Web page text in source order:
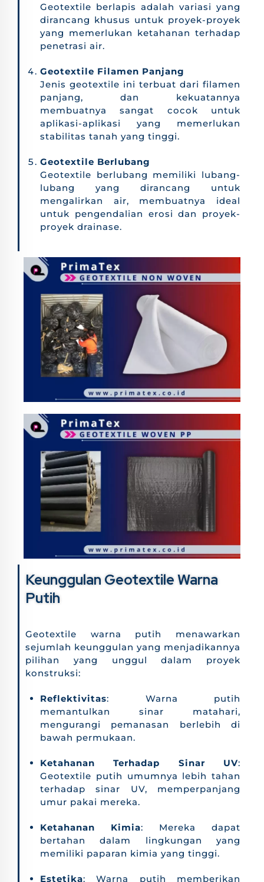
Geotextile berlapis adalah variasi yang
dirancang khusus untuk proyek-proyek
yang memerlukan ketahanan terhadap
penetrasi air.
Geotextile Filamen Panjang
Jenis geotextile ini terbuat dari filamen
panjang, dan kekuatannya
membuatnya sangat cocok untuk
aplikasi-aplikasi yang memerlukan
stabilitas tanah yang tinggi.
Geotextile Berlubang
Geotextile berlubang memiliki lubang-
lubang yang dirancang untuk
mengalirkan air, membuatnya ideal
untuk pengendalian erosi dan proyek-
proyek drainase.
Keunggulan Geotextile Warna
Putih
Geotextile warna putih menawarkan
sejumlah keunggulan yang menjadikannya
pilihan yang unggul dalam proyek
konstruksi:
Reflektivitas: Warna putih
memantulkan sinar matahari,
mengurangi pemanasan berlebih di
bawah permukaan.
Ketahanan Terhadap Sinar UV:
Geotextile putih umumnya lebih tahan
terhadap sinar UV, memperpanjang
umur pakai mereka.
Ketahanan Kimia: Mereka dapat
bertahan dalam lingkungan yang
memiliki paparan kimia yang tinggi.
Estetika: Warna putih memberikan